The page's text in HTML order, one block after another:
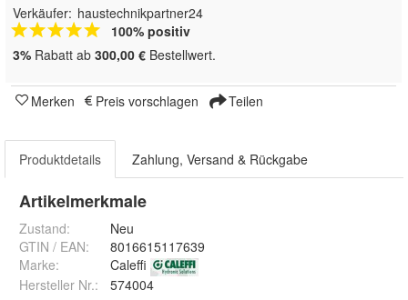
Verkäufer: haustechnikpartner24
100% positiv
3% Rabatt ab 300,00 € Bestellwert.
Merken Preis vorschlagen Teilen
Produktdetails Zahlung, Versand & Rückgabe
Artikelmerkmale
Zustand:
Neu
GTIN / EAN:
8016615117639
Marke:
Caleffi
Hersteller Nr.:
574004